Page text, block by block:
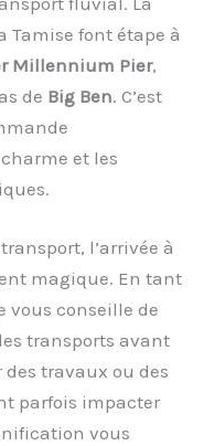
Tamise font étape à
Millennium Pier,
de Big Ben. C’est
et les
l’arrivée à
magique. En tant
vous conseille de
transports avant
travaux ou des
parfois impacter
vous